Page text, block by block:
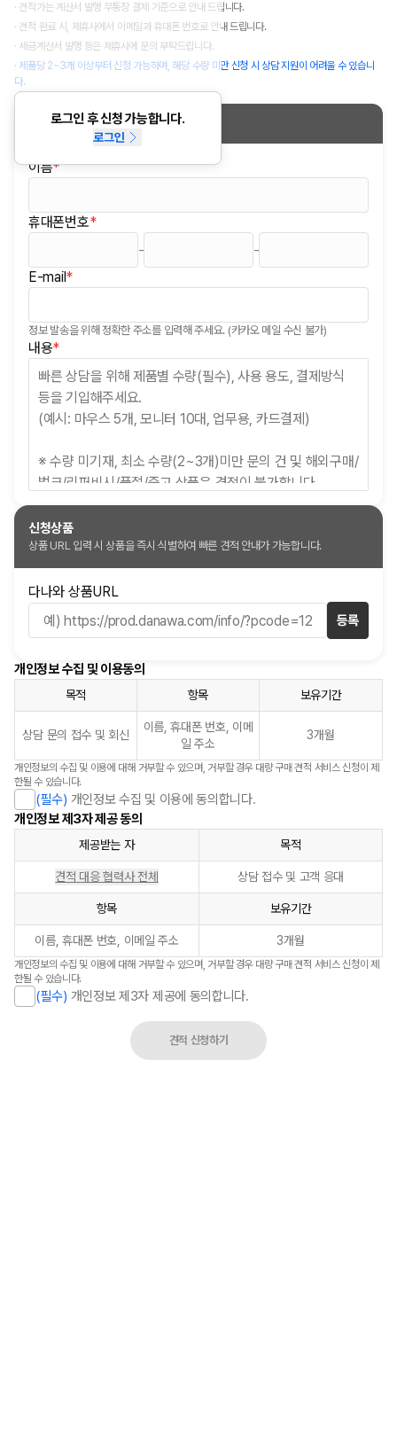
로그인 후 신청 가능합니다.
로그인
· 견적가는 계산서 발행 무통장 결제 기준으로 안내 드립니다.
· 견적 완료 시, 제휴사에서 이메일과 휴대폰 번호로 안내 드립니다.
· 세금계산서 발행 등은 제휴사에 문의 부탁드립니다.
· 제품당 2~3개 이상부터 신청 가능하며, 해당 수량 미만 신청 시 상담 지원이 어려울 수 있습니
다.
신청정보
이름*
(필수)
휴대폰번호*
(필수)
- -
E-mail*
(필수)
정보 발송을 위해 정확한 주소를 입력해 주세요. (카카오 메일 수신 불가)
내용*(필수)
신청상품
상품 URL 입력 시 상품을 즉시 식별하여 빠른 견적 안내가 가능합니다.
다나와 상품URL
등록
개인정보 수집 및 이용동의
목적 항목 보유기간
상담 문의 접수 및 회신
이름, 휴대폰 번호, 이메
일 주소
3개월
개인정보의 수집 및 이용에 대해 거부할 수 있으며, 거부할 경우 대량 구매 견적 서비스 신청이 제
한될 수 있습니다.
(필수) 개인정보 수집 및 이용에 동의합니다.
개인정보 제3자 제공 동의
제공받는 자 목적
견적 대응 협력사 전체 상담 접수 및 고객 응대
항목 보유기간
이름, 휴대폰 번호, 이메일 주소 3개월
개인정보의 수집 및 이용에 대해 거부할 수 있으며, 거부할 경우 대량 구매 견적 서비스 신청이 제
한될 수 있습니다.
(필수) 개인정보 제3자 제공에 동의합니다.
견적 신청하기